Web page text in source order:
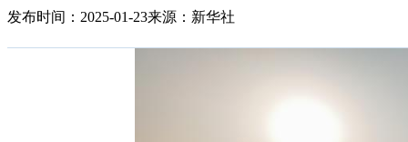
发布时间：2025-01-23来源：新华社